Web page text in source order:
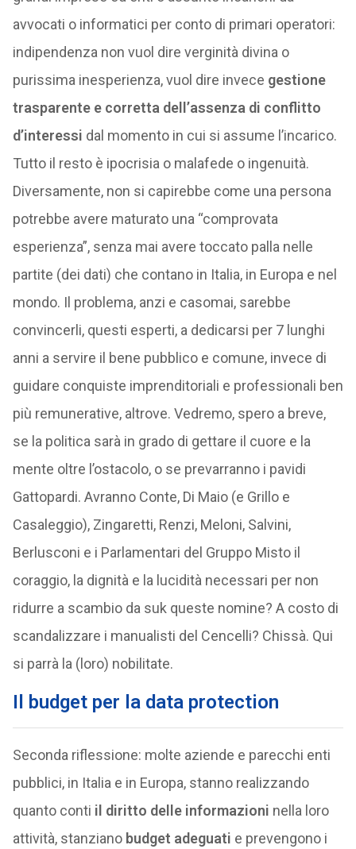
avvocati o informatici per conto di primari operatori:
indipendenza non vuol dire verginità divina o
purissima inesperienza, vuol dire invece gestione
trasparente e corretta dell’assenza di conflitto
d’interessi dal momento in cui si assume l’incarico.
Tutto il resto è ipocrisia o malafede o ingenuità.
Diversamente, non si capirebbe come una persona
potrebbe avere maturato una “comprovata
esperienza”, senza mai avere toccato palla nelle
partite (dei dati) che contano in Italia, in Europa e nel
mondo. Il problema, anzi e casomai, sarebbe
convincerli, questi esperti, a dedicarsi per 7 lunghi
anni a servire il bene pubblico e comune, invece di
guidare conquiste imprenditoriali e professionali ben
più remunerative, altrove. Vedremo, spero a breve,
se la politica sarà in grado di gettare il cuore e la
mente oltre l’ostacolo, o se prevarranno i pavidi
Gattopardi. Avranno Conte, Di Maio (e Grillo e
Casaleggio), Zingaretti, Renzi, Meloni, Salvini,
Berlusconi e i Parlamentari del Gruppo Misto il
coraggio, la dignità e la lucidità necessari per non
ridurre a scambio da suk queste nomine? A costo di
scandalizzare i manualisti del Cencelli? Chissà. Qui
si parrà la (loro) nobilitate.
Il budget per la data protection
Seconda riflessione: molte aziende e parecchi enti
pubblici, in Italia e in Europa, stanno realizzando
quanto conti il diritto delle informazioni nella loro
attività, stanziano budget adeguati e prevengono i